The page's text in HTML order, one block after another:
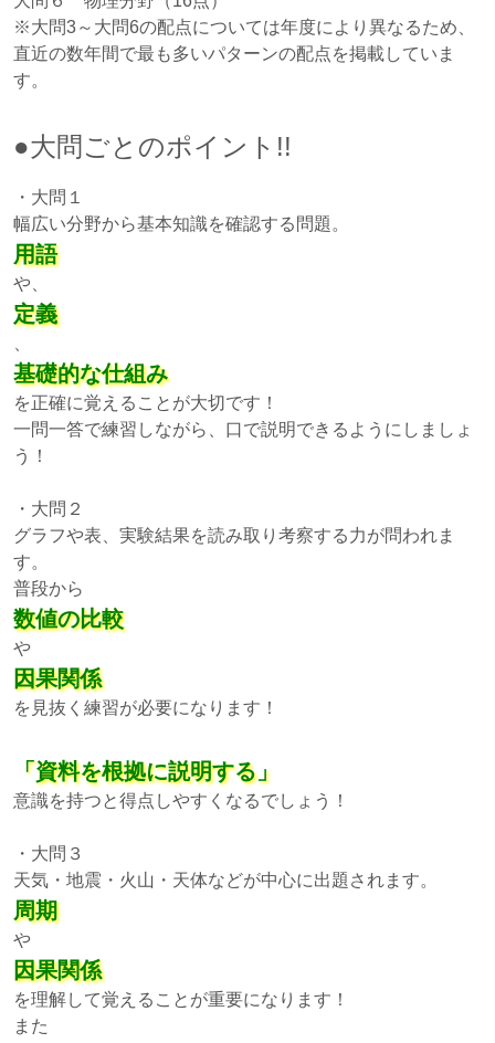
※大問3～大問6の配点については年度により異なるため、
直近の数年間で最も多いパターンの配点を掲載していま
す。
●大問ごとのポイント!!
・大問１
幅広い分野から基本知識を確認する問題。
用語
や、
定義
基礎的な仕組み
を正確に覚えることが大切です！
一問一答で練習しながら、口で説明できるようにしましょ
う！
・大問２
グラフや表、実験結果を読み取り考察する力が問われま
す。
普段から
数値の比較
や
因果関係
を見抜く練習が必要になります！
「資料を根拠に説明する」
意識を持つと得点しやすくなるでしょう！
・大問３
天気・地震・火山・天体などが中心に出題されます。
周期
や
因果関係
を理解して覚えることが重要になります！
また